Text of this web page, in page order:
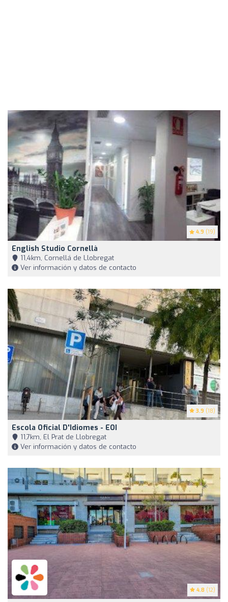
4.9 (19)
English Studio Cornellà
11,4km, Cornellá de Llobregat
Ver información y datos de contacto
3.9 (18)
Escola Oficial D'Idiomes - EOI
11,7km, El Prat de Llobregat
Ver información y datos de contacto
4.8 (12)